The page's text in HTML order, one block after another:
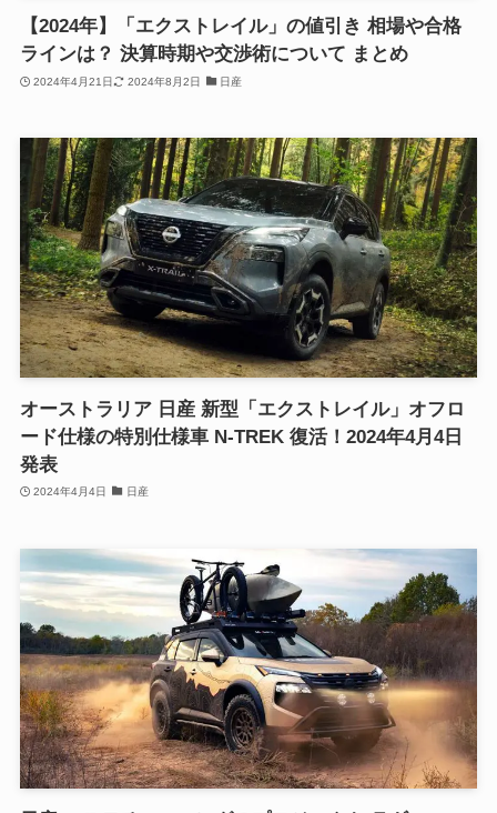
【2024年】「エクストレイル」の値引き 相場や合格
ラインは？ 決算時期や交渉術について まとめ
2024年4月21日 2024年8月2日 日産
オーストラリア 日産 新型「エクストレイル」オフロ
ード仕様の特別仕様車 N-TREK 復活！2024年4月4日
発表
2024年4月4日 日産